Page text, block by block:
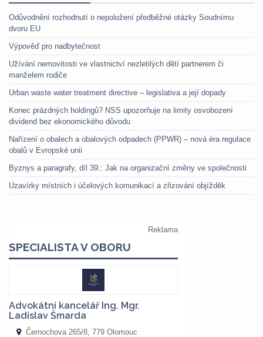
Odůvodnění rozhodnutí o nepoložení předběžné otázky Soudnímu
dvoru EU
Výpověď pro nadbytečnost
Užívání nemovitosti ve vlastnictví nezletilých dětí partnerem či
manželem rodiče
Urban waste water treatment directive – legislativa a její dopady
Konec prázdných holdingů? NSS upozorňuje na limity osvobození
dividend bez ekonomického důvodu
Nařízení o obalech a obalových odpadech (PPWR) – nová éra regulace
obalů v Evropské unii
Byznys a paragrafy, díl 39.: Jak na organizační změny ve společnosti
Uzavírky místních i účelových komunikací a zřizování objížděk